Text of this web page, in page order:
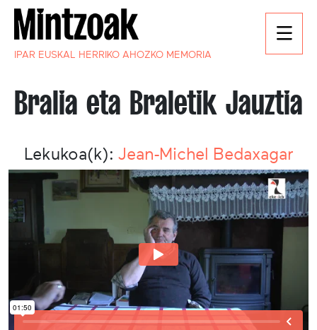
IPAR EUSKAL HERRIKO AHOZKO MEMORIA
Bralia eta Braletik Jauztia
Lekukoa(k): Jean-Michel Bedaxagar